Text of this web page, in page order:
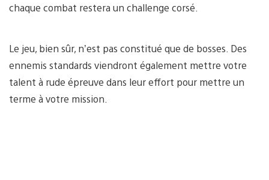
chaque combat restera un challenge corsé.
Le jeu, bien sûr, n’est pas constitué que de bosses. Des
ennemis standards viendront également mettre votre
talent à rude épreuve dans leur effort pour mettre un
terme à votre mission.